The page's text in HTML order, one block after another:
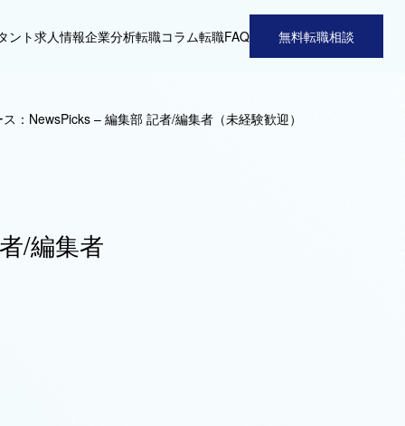
ント求人情報企業分析転職コラム転職FAQ 無料転職相談
：NewsPicks – 編集部 記者/編集者（未経験歓迎）
/編集者